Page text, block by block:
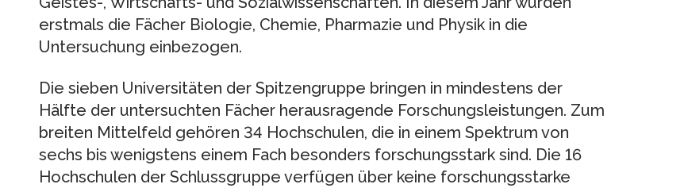
erstmals die Fächer Biologie, Chemie, Pharmazie und Physik in die
Untersuchung einbezogen.
Die sieben Universitäten der Spitzengruppe bringen in mindestens der
Hälfte der untersuchten Fächer herausragende Forschungsleistungen. Zum
breiten Mittelfeld gehören 34 Hochschulen, die in einem Spektrum von
sechs bis wenigstens einem Fach besonders forschungsstark sind. Die 16
Hochschulen der Schlussgruppe verfügen über keine forschungsstarke